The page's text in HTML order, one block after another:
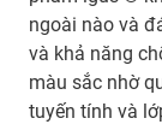
ngoài nào và
và khả năng
màu sắc nhờ
tuyến tính và